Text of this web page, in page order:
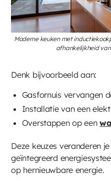
Moderne keuken met
afhankelijkheid
Denk bijvoorbeeld aan:
Gasfornuis vervangen
Installatie van een
Overstappen op een
Deze keuzes veranderen
geïntegreerd
op hernieuwbare energie.